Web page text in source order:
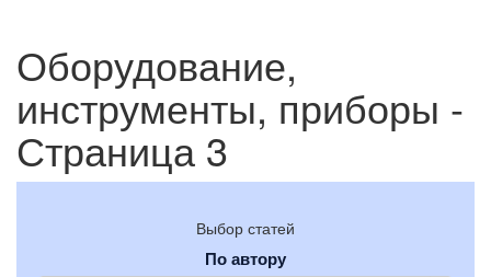
Оборудование,
инструменты, приборы -
Страница 3
Выбор статей
По автору